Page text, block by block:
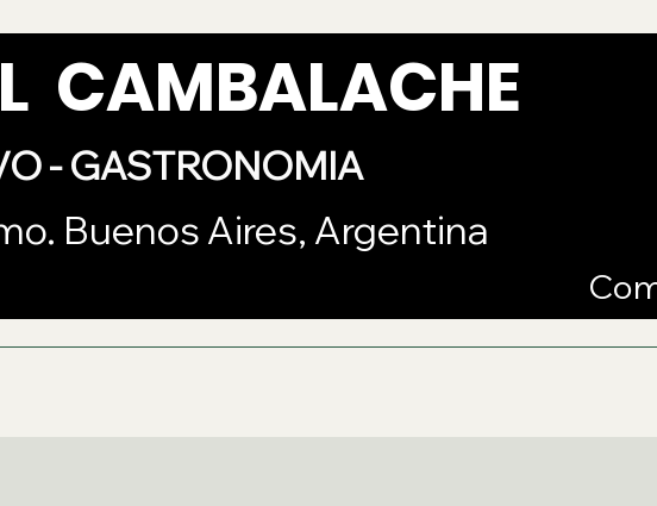
CAMBALACHE
- GASTRONOMIA
Buenos Aires, Argentina